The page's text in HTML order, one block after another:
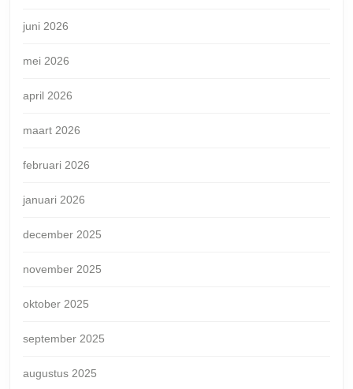
juni 2026
mei 2026
april 2026
maart 2026
februari 2026
januari 2026
december 2025
november 2025
oktober 2025
september 2025
augustus 2025